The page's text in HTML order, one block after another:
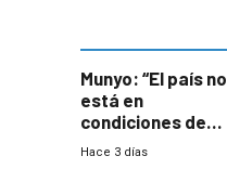
Munyo: “El país no
está en
condiciones de
enfrentar una
Hace 3 días